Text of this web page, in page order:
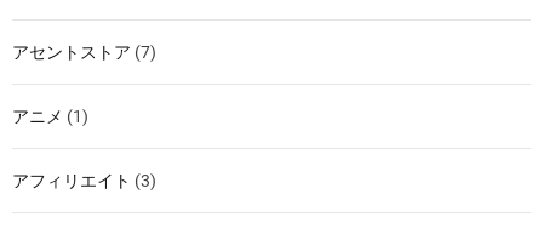
アセントストア (7)
アニメ (1)
アフィリエイト (3)